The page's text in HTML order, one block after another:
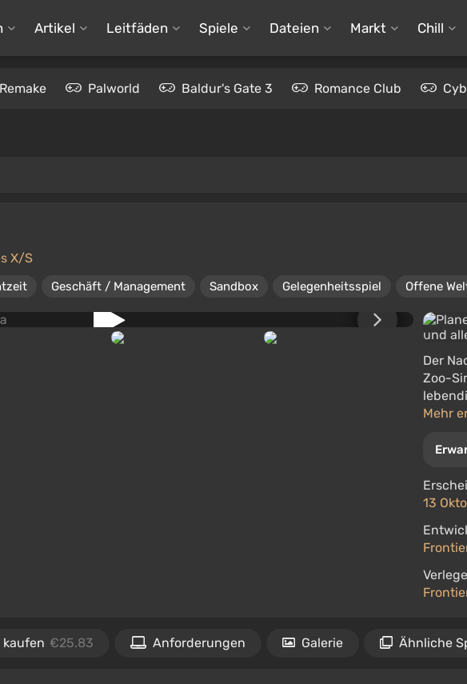
Artikel Leitfäden Spiele Dateien Markt Chill
Palworld Baldur's Gate 3 Romance Club
X/S
Geschäft / Management Sandbox Gelegenheitsspiel Offene
Der
Zoo-
Mehr
13
kaufen €25.83 Anforderungen Galerie Ähnliche